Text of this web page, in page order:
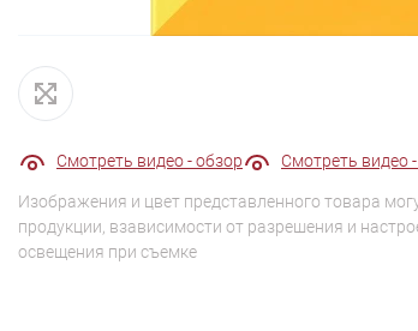
Смотреть видео - обзор Смотреть видео
Изображения и цвет представленного товара
продукции, взависимости от разрешения и
освещения при съемке